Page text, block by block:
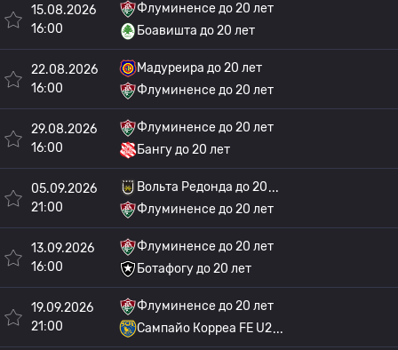
15.08.2026
16:00
Флуминенсе до 20 лет
Боавишта до 20 лет
22.08.2026
16:00
Мадуреира до 20 лет
Флуминенсе до 20 лет
29.08.2026
16:00
Флуминенсе до 20 лет
Бангу до 20 лет
05.09.2026
21:00
Вольта Редонда до 20
Флуминенсе до 20 лет
13.09.2026
16:00
Флуминенсе до 20 лет
Ботафогу до 20 лет
19.09.2026
21:00
Флуминенсе до 20 лет
Сампайо Корреа FE U2